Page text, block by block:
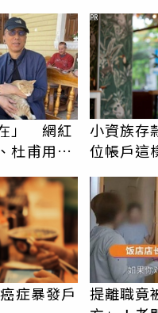
」 網紅
杜甫用鮮
小資族存
位帳戶這
PR
症暴發戶
提離職竟